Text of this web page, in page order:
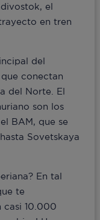
el
en tren
del
conectan
del Norte. El
son los
BAM, que se
Sovetskaya
En tal
te
casi 10.000